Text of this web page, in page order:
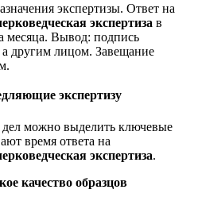
экспертизы. Ответ на
экспертиза в
месяца. Вывод: подпись
другим лицом. Завещание
экспертизу
дел можно выделить ключевые
время ответа на
экспертиза.
качество образцов